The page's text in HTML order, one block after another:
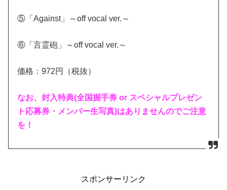
⑤「Against」～off vocal ver.～
⑥「言霊砲」～off vocal ver.～
価格：972円（税抜）
なお、封入特典(全国握手券 or スペシャルプレゼン
ト応募券・メンバー生写真)はありませんのでご注意
を！
スポンサーリンク